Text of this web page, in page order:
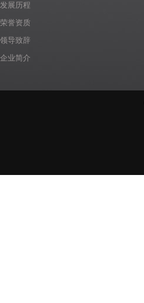
发展历程
荣誉资质
领导致辞
企业简介